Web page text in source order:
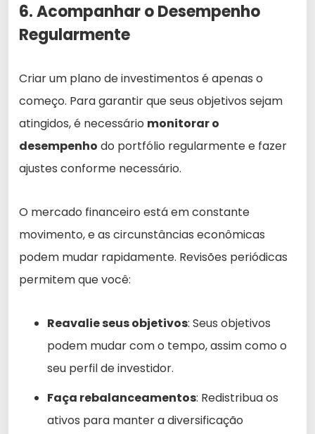
6. Acompanhar o Desempenho
Regularmente
Criar um plano de investimentos é apenas o
começo. Para garantir que seus objetivos sejam
atingidos, é necessário monitorar o
desempenho do portfólio regularmente e fazer
ajustes conforme necessário.
O mercado financeiro está em constante
movimento, e as circunstâncias econômicas
podem mudar rapidamente. Revisões periódicas
permitem que você:
Reavalie seus objetivos: Seus objetivos
podem mudar com o tempo, assim como o
seu perfil de investidor.
Faça rebalanceamentos: Redistribua os
ativos para manter a diversificação